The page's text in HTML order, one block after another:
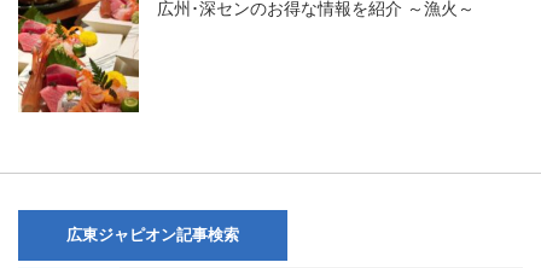
広州･深センのお得な情報を紹介 ～漁火～
広東ジャピオン記事検索